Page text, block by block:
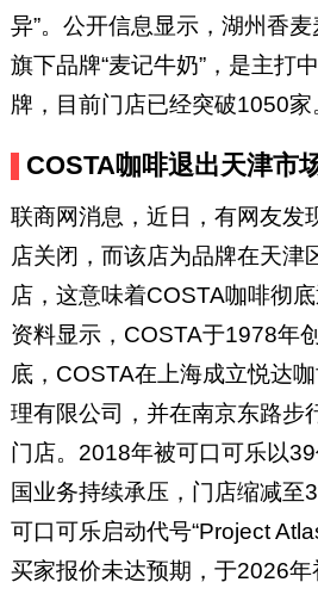
异”。公开信息显示，湖州香
旗下品牌“麦记牛奶”，是主打
牌，目前门店已经突破1050家
COSTA咖啡退出天津市
联商网消息，近日，有网友发
店关闭，而该店为品牌在天津
店，这意味着COSTA咖啡彻
资料显示，COSTA于1978年
底，COSTA在上海成立悦达
理有限公司，并在南京东路步
门店。2018年被可口可乐以
国业务持续承压，门店缩减至
可口可乐启动代号“Project
买家报价未达预期，于2026年